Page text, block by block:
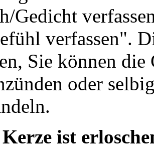
Gedicht
verfassen".
Sie können die
oder
Kerze ist